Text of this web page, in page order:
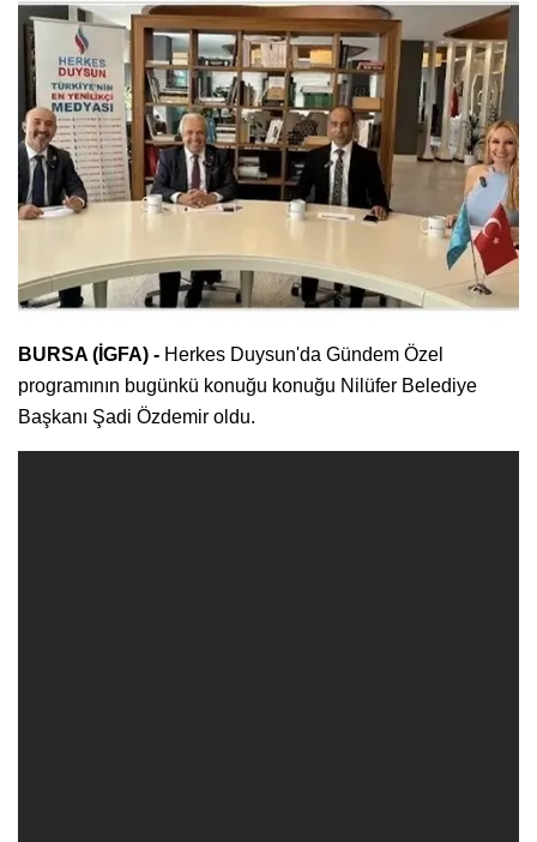
BURSA (İGFA) - Herkes Duysun'da Gündem Özel
programının bugünkü konuğu konuğu Nilüfer Belediye
Başkanı Şadi Özdemir oldu.